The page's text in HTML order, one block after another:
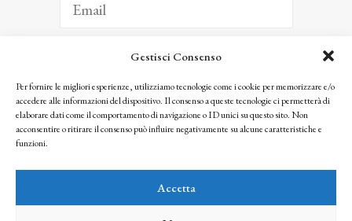
Gestisci Consenso
Per fornire le migliori esperienze, utilizziamo tecnologie come i cookie per memorizzare e/o
accedere alle informazioni del dispositivo. Il consenso a queste tecnologie ci permetterà di
elaborare dati come il comportamento di navigazione o ID unici su questo sito. Non
acconsentire o ritirare il consenso può influire negativamente su alcune caratteristiche e
funzioni.
Accetta
ISCRIVITI
Facendo clic per iscriverti, riconosci che le tue informazioni saranno trattate
seguendo la nostra Privacy Policy
© 2025 Istituto Matteucci. All right reserved
l’autorizzazione scritta dei proprietari dei diritti e dell’Istituto Matteucci